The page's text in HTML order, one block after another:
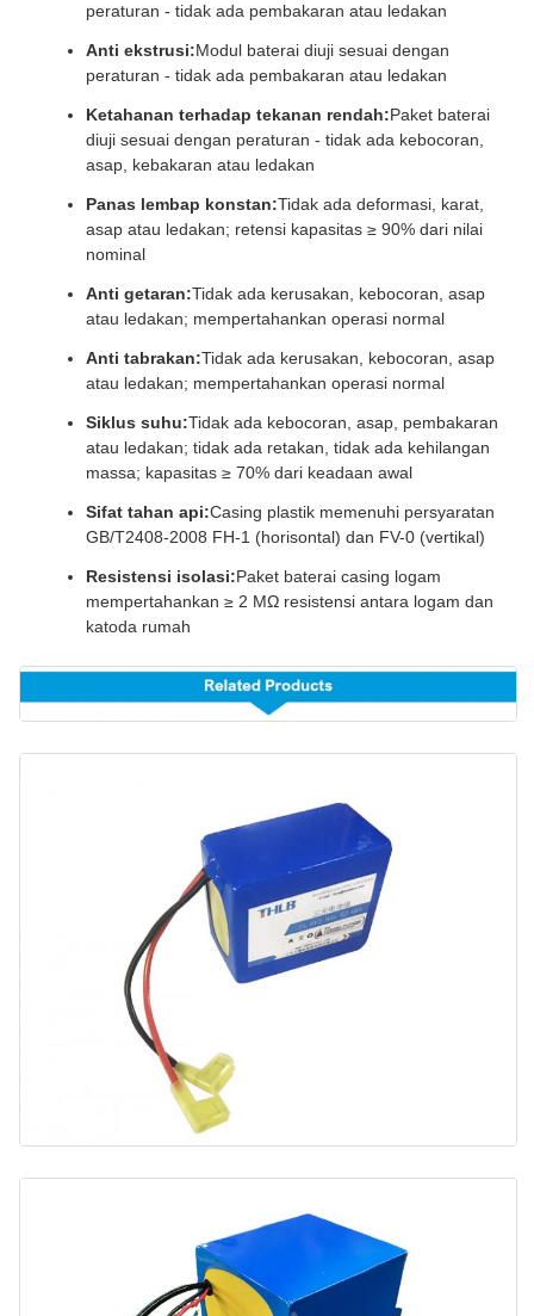
peraturan - tidak ada pembakaran atau ledakan
Anti ekstrusi:Modul baterai diuji sesuai dengan
peraturan - tidak ada pembakaran atau ledakan
Ketahanan terhadap tekanan rendah:Paket baterai
diuji sesuai dengan peraturan - tidak ada kebocoran,
asap, kebakaran atau ledakan
Panas lembap konstan:Tidak ada deformasi, karat,
asap atau ledakan; retensi kapasitas ≥ 90% dari nilai
nominal
Anti getaran:Tidak ada kerusakan, kebocoran, asap
atau ledakan; mempertahankan operasi normal
Anti tabrakan:Tidak ada kerusakan, kebocoran, asap
atau ledakan; mempertahankan operasi normal
Siklus suhu:Tidak ada kebocoran, asap, pembakaran
atau ledakan; tidak ada retakan, tidak ada kehilangan
massa; kapasitas ≥ 70% dari keadaan awal
Sifat tahan api:Casing plastik memenuhi persyaratan
GB/T2408-2008 FH-1 (horisontal) dan FV-0 (vertikal)
Resistensi isolasi:Paket baterai casing logam
mempertahankan ≥ 2 MΩ resistensi antara logam dan
katoda rumah